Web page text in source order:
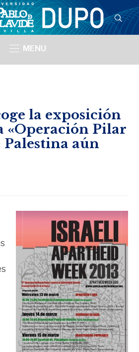
MENU
la exposición
«Operación Pilar
Palestina aún